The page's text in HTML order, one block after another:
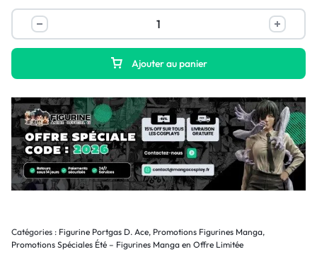
Ajouter au panier
Catégories : Figurine Portgas D. Ace, Promotions Figurines Manga,
Promotions Spéciales Été – Figurines Manga en Offre Limitée